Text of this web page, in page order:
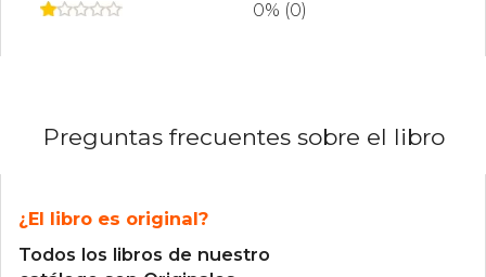
0% (0)
Preguntas frecuentes sobre el libro
¿El libro es original?
Todos los libros de nuestro